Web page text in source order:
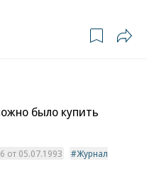
было купить
от 05.07.1993
Журнал